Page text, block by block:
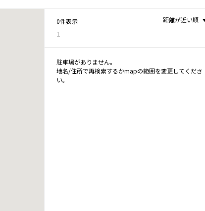
0件表示
1
距離が近い順
駐車場がありません。
地名/住所で再検索するかmapの範囲を変更してくださ
い。